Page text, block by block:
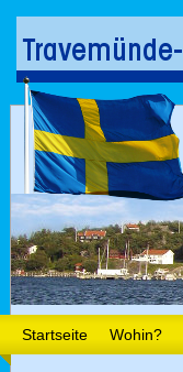
Startseite Wohin?